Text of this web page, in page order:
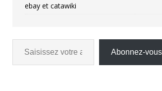
ebay et catawiki
Abonnez-vous